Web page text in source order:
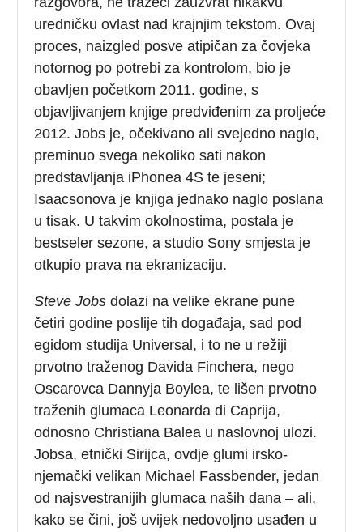
uredničku ovlast nad krajnjim tekstom. Ovaj
proces, naizgled posve atipičan za čovjeka
notornog po potrebi za kontrolom, bio je
obavljen početkom 2011. godine, s
objavljivanjem knjige predviđenim za proljeće
2012. Jobs je, očekivano ali svejedno naglo,
preminuo svega nekoliko sati nakon
predstavljanja iPhonea 4S te jeseni;
Isaacsonova je knjiga jednako naglo poslana
u tisak. U takvim okolnostima, postala je
bestseler sezone, a studio Sony smjesta je
otkupio prava na ekranizaciju.
Steve Jobs dolazi na velike ekrane pune
četiri godine poslije tih događaja, sad pod
egidom studija Universal, i to ne u režiji
prvotno traženog Davida Finchera, nego
Oscarovca Dannyja Boylea, te lišen prvotno
traženih glumaca Leonarda di Caprija,
odnosno Christiana Balea u naslovnoj ulozi.
Jobsa, etnički Sirijca, ovdje glumi irsko-
njemački velikan Michael Fassbender, jedan
od najsvestranijih glumaca naših dana – ali,
kako se čini, još uvijek nedovoljno usađen u